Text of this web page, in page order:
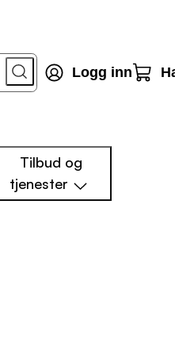
Logg inn
Tilbud og
tjenester